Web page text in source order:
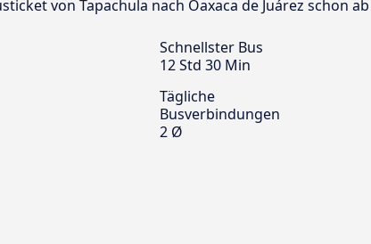
von Tapachula nach Oaxaca de Juárez schon ab
Schnellster Bus
12 Std 30 Min
Tägliche
Busverbindungen
2 Ø